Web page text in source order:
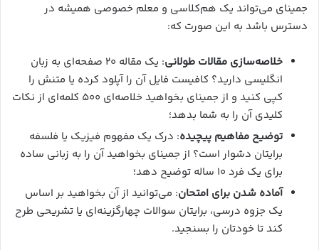
جمینای می‌تواند یک هم‌کلاسی و معلم خصوصی همیشه در
دسترس باشد به این صورت که:
خلاصه‌سازی مقالات طولانی
: یک مقاله ۲۰ صفحه‌ای به زبان
انگلیسی دارید؟ کافیست فایل آن را آپلود کرده یا متنش را
کپی کنید و از جمینای بخواهید خلاصه‌ای ۵۰۰ کلمه‌ای از نکات
کلیدی آن را به شما بدهد؛
توضیح مفاهیم پیچیده: درک یک مفهوم فیزیک یا فلسفه
برایتان دشوار است؟ از جمینای بخواهید آن را به زبانی ساده
برای یک فرد ۱۰ ساله توضیح دهد؛
آماده شدن برای امتحان: می‌توانید از آن بخواهید بر اساس
یک جزوه درسی، برایتان سوالات چهارگزینه‌ای یا تشریحی طرح
کند تا خودتان را بسنجید.